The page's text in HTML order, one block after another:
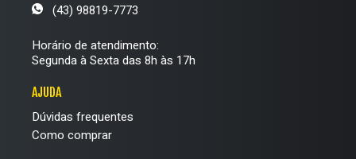
(43) 98819-7773
Horário de atendimento:
Segunda à Sexta das 8h às 17h
AJUDA
Dúvidas frequentes
Como comprar